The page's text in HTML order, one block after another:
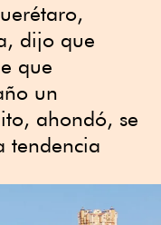
dijo que
que
un
ahondó, se
tendencia